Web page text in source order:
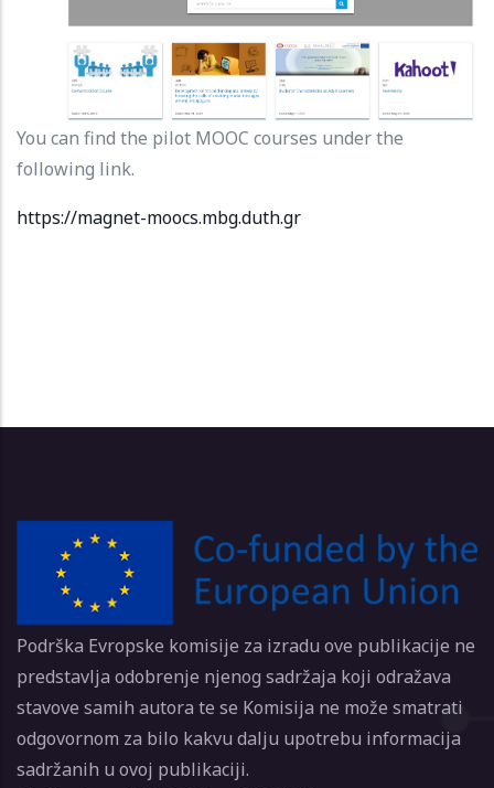
You can find the pilot MOOC courses under the
following link.
https://magnet-moocs.mbg.duth.gr
Podrška Evropske komisije za izradu ove publikacije ne
predstavlja odobrenje njenog sadržaja koji odražava
stavove samih autora te se Komisija ne može smatrati
odgovornom za bilo kakvu dalju upotrebu informacija
sadržanih u ovoj publikaciji.